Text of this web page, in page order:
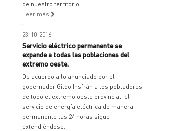
de nuestro territorio.
Leer más
23-10-2016
Servicio eléctrico permanente se
expande a todas las poblaciones del
extremo oeste.
De acuerdo a lo anunciado por el
gobernador Gildo Insfrán a los pobladores
de todo el extremo oeste provincial, el
servicio de energía eléctrica de manera
permanente las 24 horas sigue
extendiéndose.